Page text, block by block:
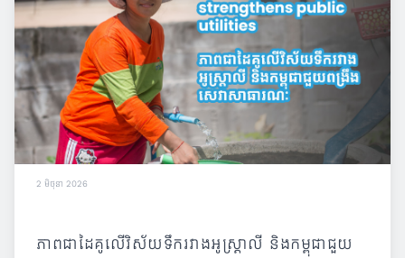
2 មិថុនា 2026
ភាពជាដៃគូលើវិស័យទឹករវាងអូស្ត្រាលី និងកម្ពុជាជួយ